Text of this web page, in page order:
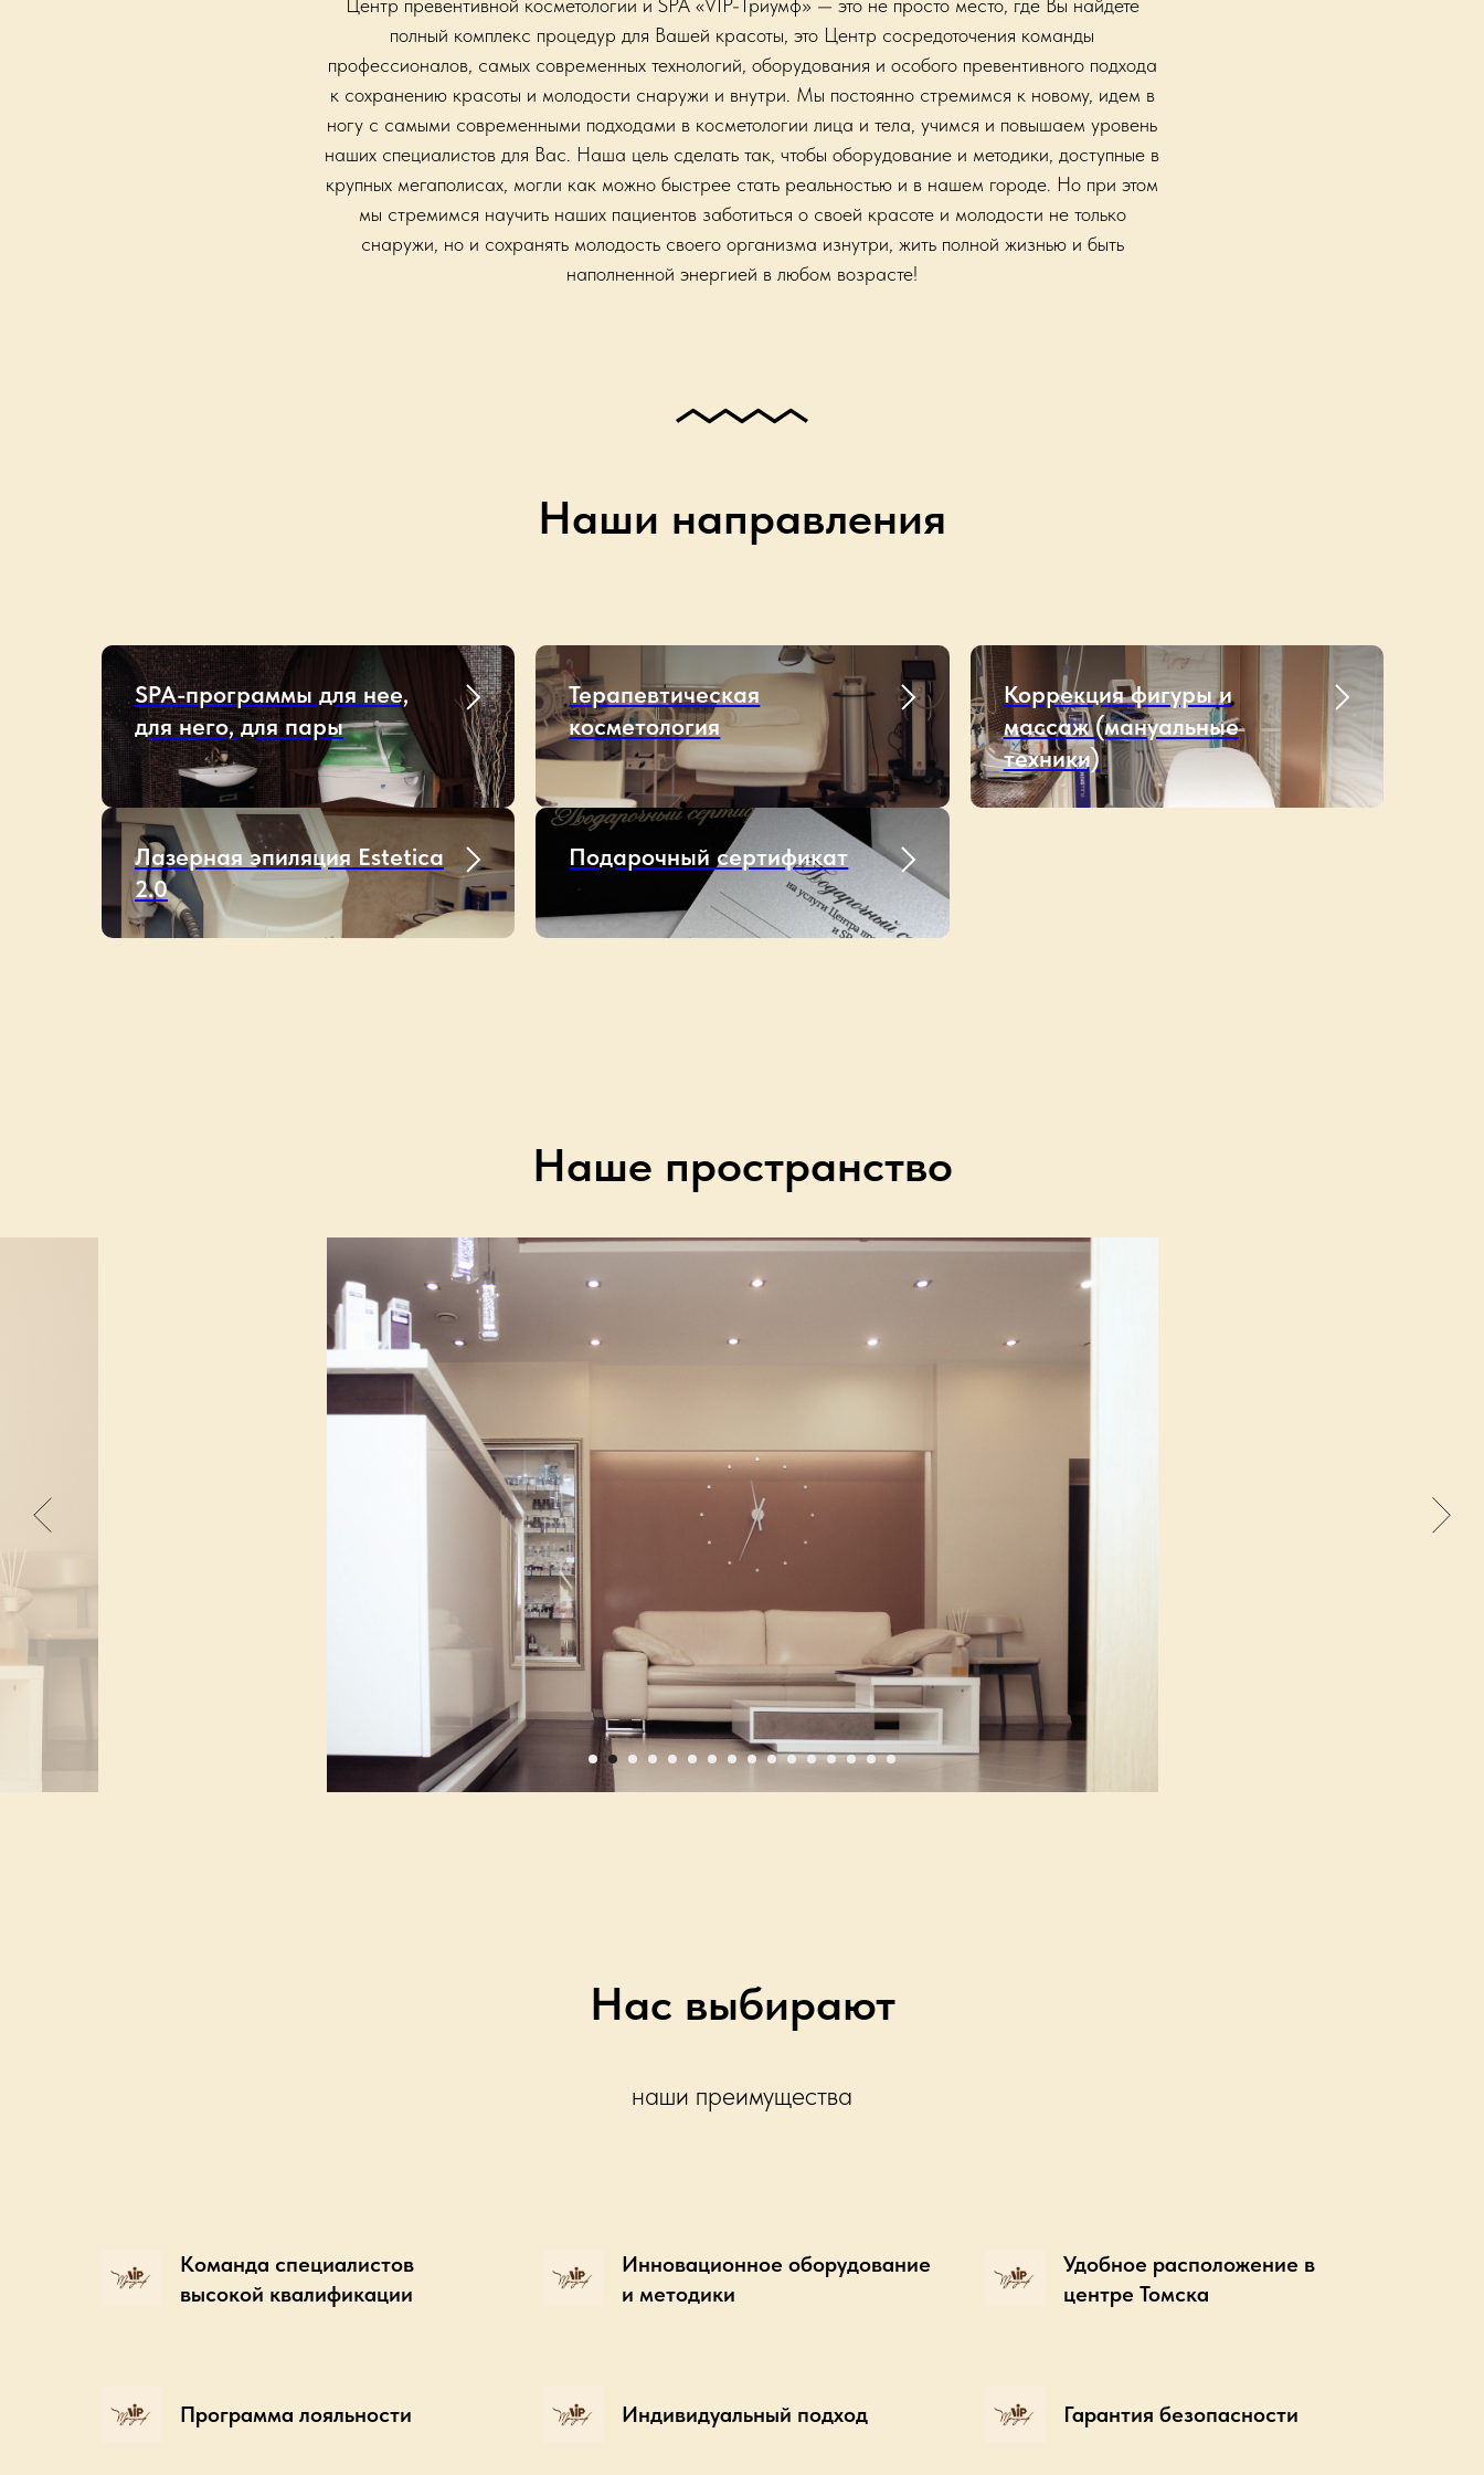
Центр превентивной косметологии и SPA «VIP-Триумф» — это не просто место, где Вы найдете
полный комплекс процедур для Вашей красоты, это Центр сосредоточения команды
профессионалов, самых современных технологий, оборудования и особого превентивного подхода
к сохранению красоты и молодости снаружи и внутри. Мы постоянно стремимся к новому, идем в
ногу с самыми современными подходами в косметологии лица и тела, учимся и повышаем уровень
наших специалистов для Вас. Наша цель сделать так, чтобы оборудование и методики, доступные в
крупных мегаполисах, могли как можно быстрее стать реальностью и в нашем городе. Но при этом
мы стремимся научить наших пациентов заботиться о своей красоте и молодости не только
снаружи, но и сохранять молодость своего организма изнутри, жить полной жизнью и быть
наполненной энергией в любом возрасте!
Наши направления
SPA-программы для нее,
для него, для пары
Терапевтическая
косметология
Коррекция фигуры и
массаж (мануальные
техники)
Лазерная эпиляция Estetica
2.0
Подарочный сертификат
Наше пространство
Нас выбирают
наши преимущества
Команда специалистов
высокой квалификации
Инновационное оборудование
и методики
Удобное расположение в
центре Томска
Программа лояльности Индивидуальный подход Гарантия безопасности